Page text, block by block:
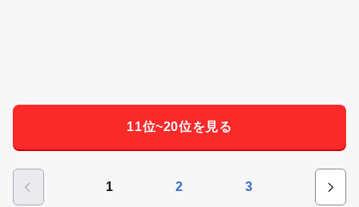
11位~20位を見る
1 2 3